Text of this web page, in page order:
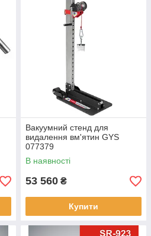
Вакуумний стенд для
видалення вм'ятин GYS
077379
В наявності
53 560 ₴
Купити